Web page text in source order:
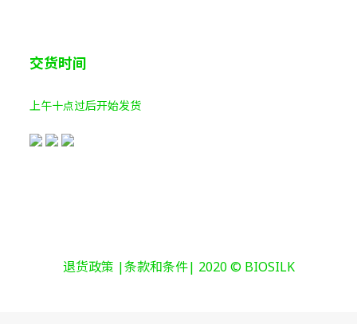
交货时间
上午十点过后开始发货
退货政策 |条款和条件| 2020 © BIOSILK